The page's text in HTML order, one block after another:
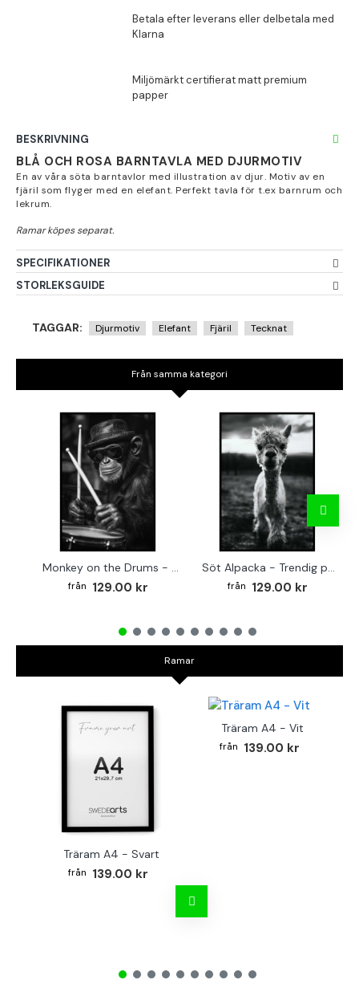
BESKRIVNING
BLÅ OCH ROSA BARNTAVLA MED DJURMOTIV
En av våra söta barntavlor med illustration av djur. Motiv av en
fjäril som flyger med en elefant. Perfekt tavla för t.ex barnrum och
lekrum.
SPECIFIKATIONER
STORLEKSGUIDE
TAGGAR: Djurmotiv Elefant Fjäril Tecknat
Från samma kategori
Monkey on the Drums - Trendig poster
129.00 kr
Söt Alpacka - Trendig poster
129.00 kr
Ramar
Träram A4 - Svart
139.00 kr
Träram A4 - Vit
139.00 kr